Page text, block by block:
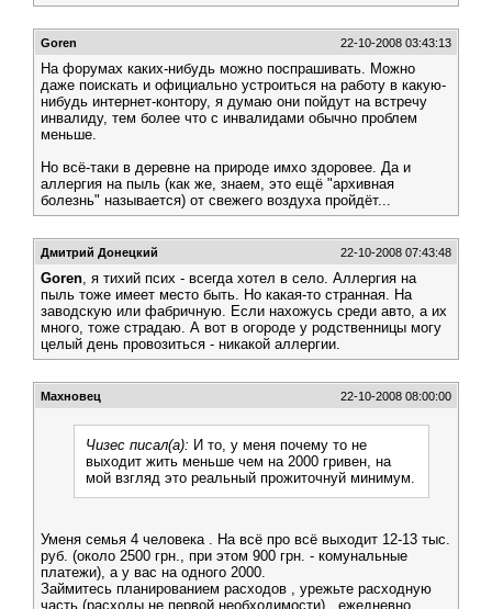
Goren 22-10-2008 03:43:13
На форумах каких-нибудь можно поспрашивать. Можно
даже поискать и официально устроиться на работу в какую-
нибудь интернет-контору, я думаю они пойдут на встречу
инвалиду, тем более что с инвалидами обычно проблем
меньше.
Но всё-таки в деревне на природе имхо здоровее. Да и
аллергия на пыль (как же, знаем, это ещё "архивная
болезнь" называется) от свежего воздуха пройдёт...
Дмитрий Донецкий 22-10-2008 07:43:48
Goren, я тихий псих - всегда хотел в село. Аллергия на
пыль тоже имеет место быть. Но какая-то странная. На
заводскую или фабричную. Если нахожусь среди авто, а их
много, тоже страдаю. А вот в огороде у родственницы могу
целый день провозиться - никакой аллергии.
Махновец 22-10-2008 08:00:00
Чизес писал(а): И то, у меня почему то не
выходит жить меньше чем на 2000 гривен, на
мой взгляд это реальный прожиточнуй минимум.
Уменя семья 4 человека . На всё про всё выходит 12-13 тыс.
руб. (около 2500 грн., при этом 900 грн. - комунальные
платежи), а у вас на одного 2000.
Займитесь планированием расходов , урежьте расходную
часть (расходы не первой необходимости) , ежедневно